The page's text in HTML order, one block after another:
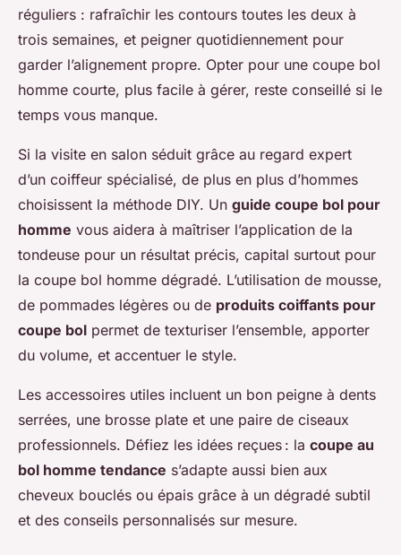
réguliers : rafraîchir les contours toutes les deux à
trois semaines, et peigner quotidiennement pour
garder l’alignement propre. Opter pour une coupe bol
homme courte, plus facile à gérer, reste conseillé si le
temps vous manque.
Si la visite en salon séduit grâce au regard expert
d’un coiffeur spécialisé, de plus en plus d’hommes
choisissent la méthode DIY. Un guide coupe bol pour
homme vous aidera à maîtriser l’application de la
tondeuse pour un résultat précis, capital surtout pour
la coupe bol homme dégradé. L’utilisation de mousse,
de pommades légères ou de produits coiffants pour
coupe bol permet de texturiser l’ensemble, apporter
du volume, et accentuer le style.
Les accessoires utiles incluent un bon peigne à dents
serrées, une brosse plate et une paire de ciseaux
professionnels. Défiez les idées reçues : la coupe au
bol homme tendance s’adapte aussi bien aux
cheveux bouclés ou épais grâce à un dégradé subtil
et des conseils personnalisés sur mesure.